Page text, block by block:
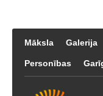
Māksla Galerija
Personības